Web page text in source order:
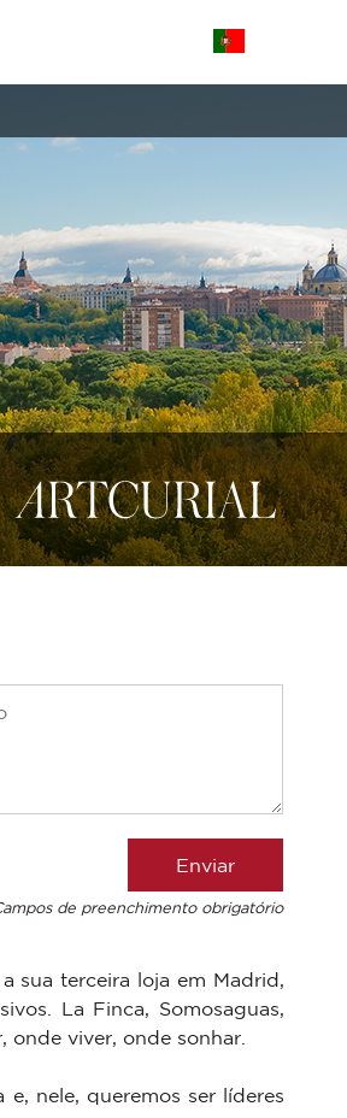
de preenchimento obrigatório
sua terceira loja em Madrid,
La Finca, Somosaguas,
viver, onde sonhar.
nele, queremos ser líderes